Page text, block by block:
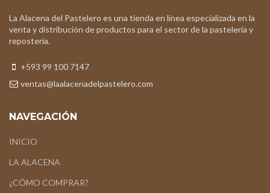
La Alacena del Pastelero es una tienda en línea especializada en la
venta y distribución de productos para el sector de la pastelería y
repostería.
+593 99 100 7147
ventas@laalacenadelpastelero.com
NAVEGACIÓN
INICIO
LA ALACENA
¿CÓMO COMPRAR?